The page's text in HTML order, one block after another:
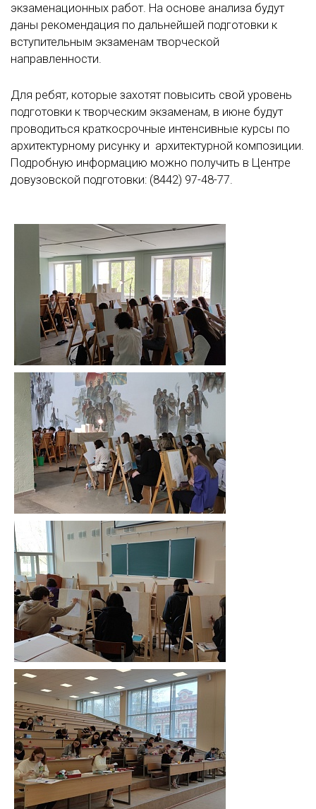
экзаменационных работ. На основе анализа будут
даны рекомендация по дальнейшей подготовки к
вступительным экзаменам творческой
направленности.
Для ребят, которые захотят повысить свой уровень
подготовки к творческим экзаменам, в июне будут
проводиться краткосрочные интенсивные курсы по
архитектурному рисунку и архитектурной композиции.
Подробную информацию можно получить в Центре
довузовской подготовки: (8442) 97-48-77.